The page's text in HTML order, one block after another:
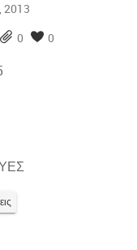
2013
0 0